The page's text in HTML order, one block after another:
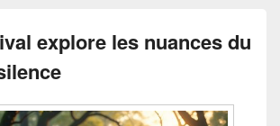
explore les nuances du